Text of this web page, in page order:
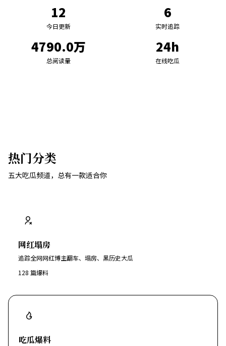
12
今日更新
6
实时追踪
4790.0万
总阅读量
24h
在线吃瓜
热门分类
五大吃瓜频道，总有一款适合你
网红塌房
追踪全网网红博主翻车、塌房、黑历史大瓜
128 篇爆料
吃瓜爆料